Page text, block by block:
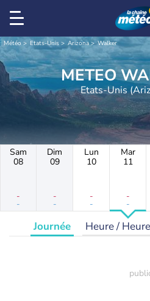
Météo Etats-Unis Arizona Walker
Etats-Unis
Sam
08
-
-
Dim
09
-
-
Lun
10
-
-
Mar
11
-
-
Journée Heure / Heure